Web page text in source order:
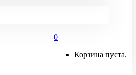
0
Корзина пуста.